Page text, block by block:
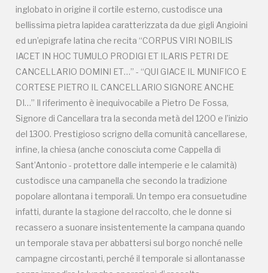
inglobato in origine il cortile esterno, custodisce una
bellissima pietra lapidea caratterizzata da due gigli Angioini
ed un’epigrafe latina che recita “CORPUS VIRI NOBILIS
IACET IN HOC TUMULO PRODIGI ET ILARIS PETRI DE
CANCELLARIO DOMINI ET…” - “QUI GIACE IL MUNIFICO E
CORTESE PIETRO IL CANCELLARIO SIGNORE ANCHE
DI…” Il riferimento è inequivocabile a Pietro De Fossa,
Signore di Cancellara tra la seconda metà del 1200 e l’inizio
del 1300. Prestigioso scrigno della comunità cancellarese,
infine, la chiesa (anche conosciuta come Cappella di
Sant’Antonio - protettore dalle intemperie e le calamità)
custodisce una campanella che secondo la tradizione
popolare allontana i temporali. Un tempo era consuetudine
infatti, durante la stagione del raccolto, che le donne si
recassero a suonare insistentemente la campana quando
un temporale stava per abbattersi sul borgo nonché nelle
campagne circostanti, perché il temporale si allontanasse
custodisce una campanella che secondo la tradizione
popolare allontana i temporali. Un tempo era consuetudine
infatti, durante la stagione del raccolto, che le donne si
recassero a suonare insistentemente la campana quando
un temporale stava per abbattersi sul borgo nonché nelle
campagne circostanti, perché il temporale si allontanasse
senza impedire le lunghe operazioni di raccolta.
Scheda a cura di Marianna Lancellotti